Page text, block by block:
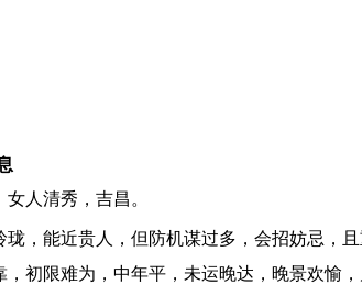
人清秀，吉昌。
，能近贵人，但防机谋过多，会招妨忌，且
初限难为，中年平，未运晚达，晚景欢愉